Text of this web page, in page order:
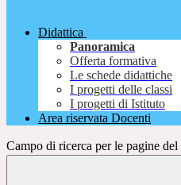
Didattica
Panoramica
Offerta formativa
Le schede didattiche
I progetti delle classi
I progetti di Istituto
Area riservata Docenti
Campo di ricerca per le pagine del